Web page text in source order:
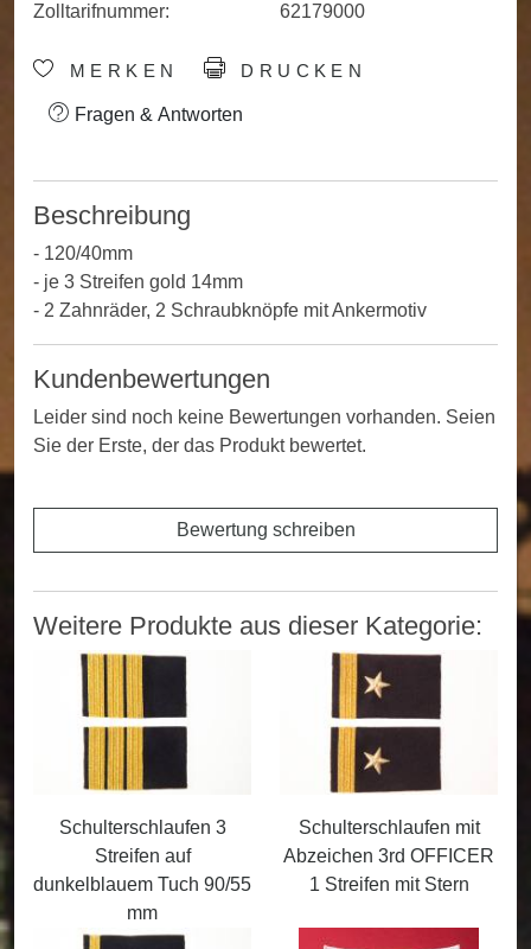
Zolltarifnummer:
62179000
MERKEN DRUCKEN
Fragen & Antworten
Beschreibung
- 120/40mm
- je 3 Streifen gold 14mm
- 2 Zahnräder, 2 Schraubknöpfe mit Ankermotiv
Kundenbewertungen
Leider sind noch keine Bewertungen vorhanden. Seien
Sie der Erste, der das Produkt bewertet.
Bewertung schreiben
Weitere Produkte aus dieser Kategorie:
Schulterschlaufen 3
Streifen auf
dunkelblauem Tuch 90/55
mm
Schulterschlaufen mit
Abzeichen 3rd OFFICER
1 Streifen mit Stern